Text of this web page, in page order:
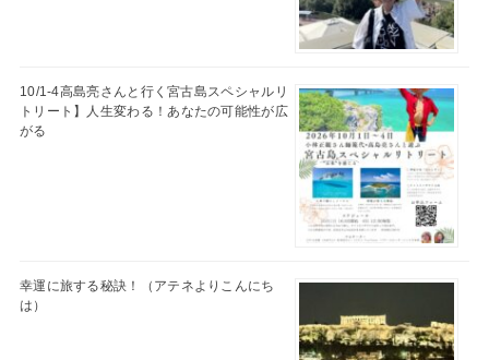
10/1-4高島亮さんと行く宮古島スペシャルリ
トリート】人生変わる！あなたの可能性が広
がる
幸運に旅する秘訣！（アテネよりこんにち
は）